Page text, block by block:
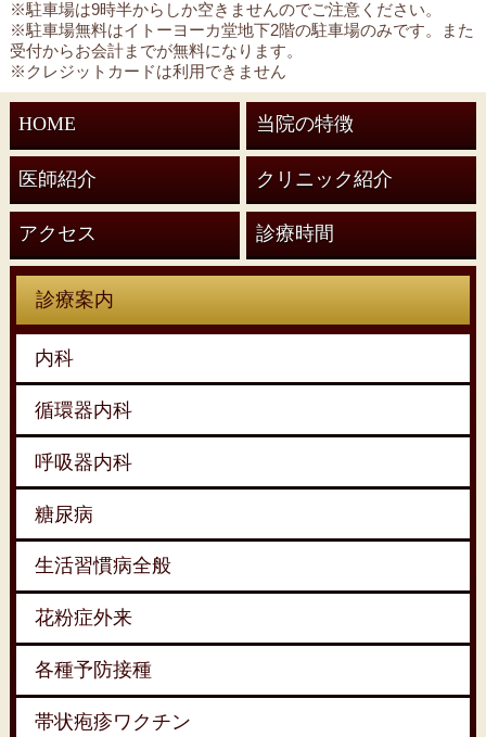
※駐車場は9時半からしか空きませんのでご注意ください。
※駐車場無料はイトーヨーカ堂地下2階の駐車場のみです。また
受付からお会計までが無料になります。
※クレジットカードは利用できません
HOME 当院の特徴
医師紹介 クリニック紹介
アクセス 診療時間
診療案内
内科
循環器内科
呼吸器内科
糖尿病
生活習慣病全般
花粉症外来
各種予防接種
帯状疱疹ワクチン